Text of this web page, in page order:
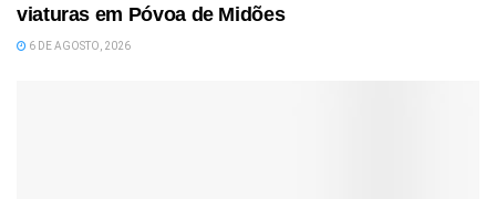
viaturas em Póvoa de Midões
6 DE AGOSTO, 2026